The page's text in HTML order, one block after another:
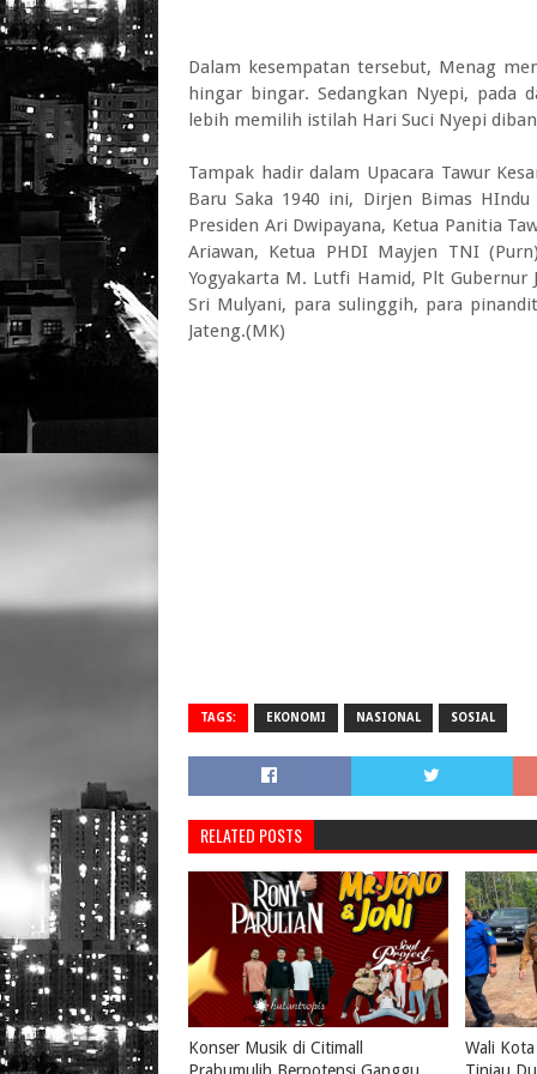
Dalam kesempatan tersebut, Menag
hingar bingar. Sedangkan Nyepi, pada
lebih memilih istilah Hari Suci Nyepi
Tampak hadir dalam Upacara Tawur
Baru Saka 1940 ini, Dirjen Bimas
Presiden Ari Dwipayana, Ketua Panitia
Ariawan, Ketua PHDI Mayjen TNI
Yogyakarta M. Lutfi Hamid, Plt Gubernur
Sri Mulyani, para sulinggih, para
Jateng.(MK)
TAGS: EKONOMI NASIONAL SOSIAL
RELATED POSTS
Konser Musik di Citimall
Wali